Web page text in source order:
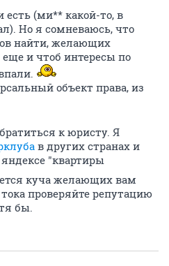
(ми** какой-то, в
Но я сомневаюсь, что
найти, желающих
и чтоб интересы по
объект права, из
к юристу. Я
в других странах и
"квартиры
куча желающих вам
проверяйте репутацию
бы.